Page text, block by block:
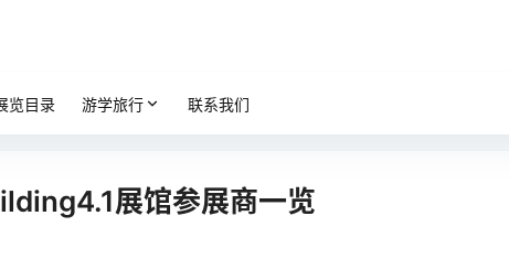
览目录 游学旅行 联系我们
展馆参展商一览